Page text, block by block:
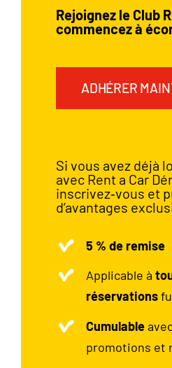
Rejoignez le Club
commencez à
ADHÉRER
Si vous avez déjà
avec Rent a Car
inscrivez‑vous et
d’avantages
5 % de remise
Applicable à
réservations
Cumulable
promotions et